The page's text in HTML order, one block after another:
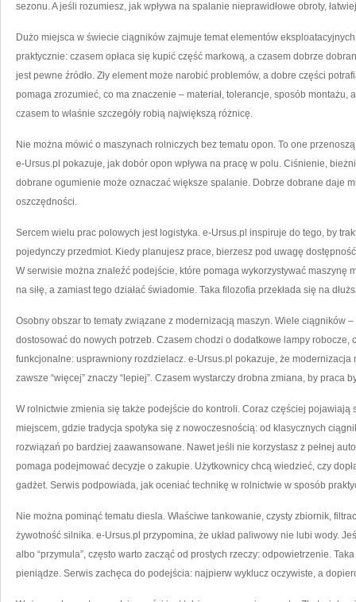
sezonu. A jeśli rozumiesz, jak wpływa na spalanie nieprawidłowe obroty,
Dużo miejsca w świecie ciągników zajmuje temat elementów
praktycznie: czasem opłaca się kupić część markową, a czasem dobrze
jest pewne źródło. Zły element może narobić problemów, a dobre części
pomaga zrozumieć, co ma znaczenie – materiał, tolerancje, sposób montażu,
czasem to właśnie szczegóły robią największą różnicę.
Nie można mówić o maszynach rolniczych bez tematu opon. To one
e-Ursus.pl pokazuje, jak dobór opon wpływa na pracę w polu. Ciśnienie,
dobrane ogumienie może oznaczać większe spalanie. Dobrze dobrane daje
oszczędności.
Sercem wielu prac polowych jest logistyka. e-Ursus.pl inspiruje do tego, by
pojedynczy przedmiot. Kiedy planujesz prace, bierzesz pod uwagę
W serwisie można znaleźć podejście, które pomaga wykorzystywać maszynę
na siłę, a zamiast tego działać świadomie. Taka filozofia przekłada się na
Osobny obszar to tematy związane z modernizacją maszyn. Wiele ciągników
dostosować do nowych potrzeb. Czasem chodzi o dodatkowe lampy robocze,
funkcjonalne: usprawniony rozdzielacz. e-Ursus.pl pokazuje, że
zawsze “więcej” znaczy “lepiej”. Czasem wystarczy drobna zmiana, by praca
W rolnictwie zmienia się także podejście do kontroli. Coraz częściej pojawiają
miejscem, gdzie tradycja spotyka się z nowoczesnością: od klasycznych
rozwiązań po bardziej zaawansowane. Nawet jeśli nie korzystasz z pełnej
pomaga podejmować decyzje o zakupie. Użytkownicy chcą wiedzieć, czy
gadżet. Serwis podpowiada, jak oceniać technikę w rolnictwie w sposób
Nie można pominąć tematu diesla. Właściwe tankowanie, czysty zbiornik,
żywotność silnika. e-Ursus.pl przypomina, że układ paliwowy nie lubi wody.
albo “przymula”, często warto zacząć od prostych rzeczy: odpowietrzenie.
pieniądze. Serwis zachęca do podejścia: najpierw wyklucz oczywiste, a